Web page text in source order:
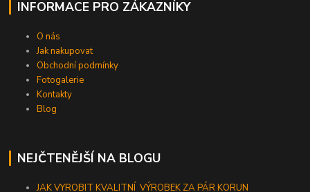
INFORMACE PRO ZÁKAZNÍKY
O nás
Jak nakupovat
Obchodní podmínky
Fotogalerie
Kontakty
Blog
NEJČTENĚJŠÍ NA BLOGU
JAK VYROBIT KVALITNÍ VÝROBEK ZA PÁR KORUN